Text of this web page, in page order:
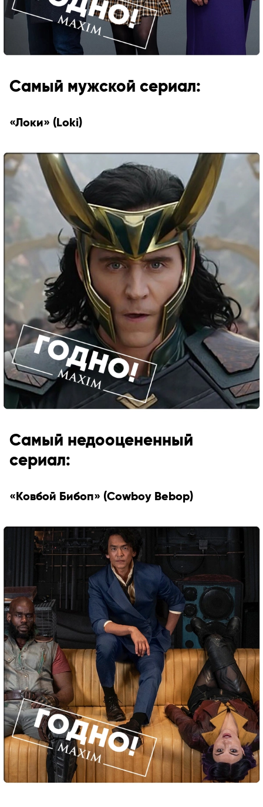
Самый мужской сериал:
«Локи» (Loki)
Самый недооцененный
сериал:
«Ковбой Бибоп» (Cowboy Bebop)